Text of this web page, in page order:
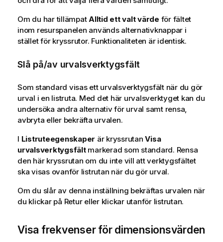
Om du har tillämpatAlltid ett valt värde för fältet
inom resurspanelen används alternativknappar i
stället för kryssrutor. Funktionaliteten är identisk.
Slå på/av urvalsverktygsfält
Som standard visas ett urvalsverktygsfält när du gör
urval i en listruta. Med det här urvalsverktyget kan du
undersöka andra alternativ för urval samt rensa,
avbryta eller bekräfta urvalen.
I Listruteegenskaper är kryssrutanVisa
urvalsverktygsfältmarkerad som standard. Rensa
den här kryssrutan om du inte vill att verktygsfältet
ska visas ovanför listrutan när du gör urval.
Om du slår av denna inställning bekräftas urvalen när
du klickar på Retur eller klickar utanför listrutan.
Visa frekvenser för dimensionsvärden